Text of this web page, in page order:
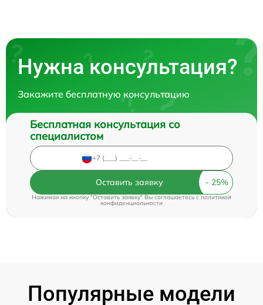
Нужна консультация?
Закажите бесплатную консультацию
Бесплатная консультация со
специалистом
Оставить заявку
Нажимая на кнопку "Оставить заявку" Вы соглашаетесь cполитикой
конфиденциальности
Популярные модели